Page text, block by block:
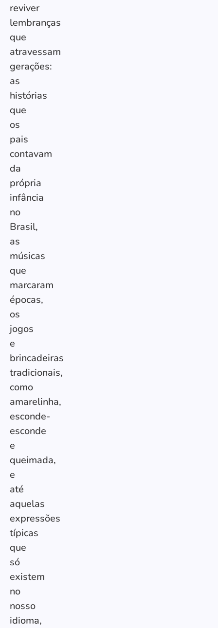
reviver
lembranças
que
atravessam
gerações:
as
histórias
que
os
pais
contavam
da
própria
infância
no
Brasil,
as
músicas
que
marcaram
épocas,
os
jogos
e
brincadeiras
tradicionais,
como
amarelinha,
esconde-
esconde
e
queimada,
e
até
aquelas
expressões
típicas
que
só
existem
no
nosso
idioma,